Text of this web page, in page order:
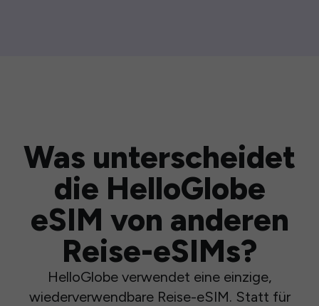
Was unterscheidet
die HelloGlobe
eSIM von anderen
Reise-eSIMs?
HelloGlobe verwendet eine einzige,
wiederverwendbare Reise-eSIM. Statt für